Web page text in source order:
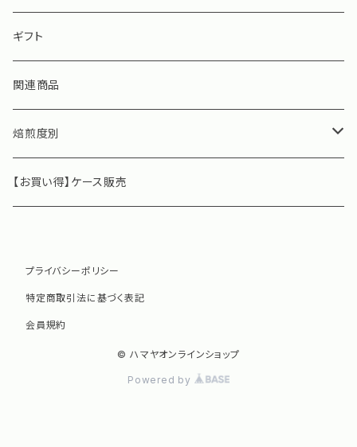
Cafe21焙煎豆 ブレンド
Cafe21焙煎豆 季節限定
ギフト
関連商品
焙煎度別
深煎り
浅煎り
【お買い得】ケース販売
プライバシーポリシー
特定商取引法に基づく表記
会員規約
© ハマヤオンラインショップ
Powered by